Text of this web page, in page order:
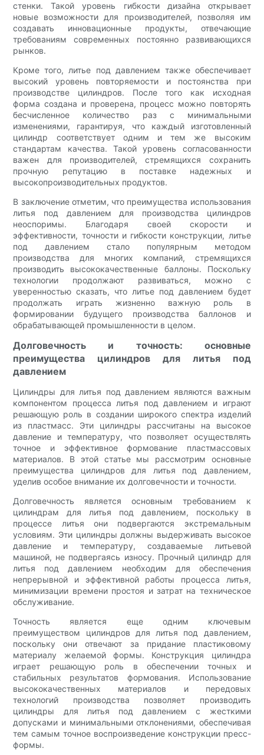
стенки. Такой уровень гибкости дизайна открывает
новые возможности для производителей, позволяя им
создавать инновационные продукты, отвечающие
требованиям современных постоянно развивающихся
рынков.
Кроме того, литье под давлением также обеспечивает
высокий уровень повторяемости и постоянства при
производстве цилиндров. После того как исходная
форма создана и проверена, процесс можно повторять
бесчисленное количество раз с минимальными
изменениями, гарантируя, что каждый изготовленный
цилиндр соответствует одним и тем же высоким
стандартам качества. Такой уровень согласованности
важен для производителей, стремящихся сохранить
прочную репутацию в поставке надежных и
высокопроизводительных продуктов.
В заключение отметим, что преимущества использования
литья под давлением для производства цилиндров
неоспоримы. Благодаря своей скорости и
эффективности, точности и гибкости конструкции, литье
под давлением стало популярным методом
производства для многих компаний, стремящихся
производить высококачественные баллоны. Поскольку
технологии продолжают развиваться, можно с
уверенностью сказать, что литье под давлением будет
продолжать играть жизненно важную роль в
формировании будущего производства баллонов и
обрабатывающей промышленности в целом.
Долговечность и точность: основные
преимущества цилиндров для литья под
давлением
Цилиндры для литья под давлением являются важным
компонентом процесса литья под давлением и играют
решающую роль в создании широкого спектра изделий
из пластмасс. Эти цилиндры рассчитаны на высокое
давление и температуру, что позволяет осуществлять
точное и эффективное формование пластмассовых
материалов. В этой статье мы рассмотрим основные
преимущества цилиндров для литья под давлением,
уделив особое внимание их долговечности и точности.
Долговечность является основным требованием к
цилиндрам для литья под давлением, поскольку в
процессе литья они подвергаются экстремальным
условиям. Эти цилиндры должны выдерживать высокое
давление и температуру, создаваемые литьевой
машиной, не подвергаясь износу. Прочный цилиндр для
литья под давлением необходим для обеспечения
непрерывной и эффективной работы процесса литья,
минимизации времени простоя и затрат на техническое
обслуживание.
Точность является еще одним ключевым
преимуществом цилиндров для литья под давлением,
поскольку они отвечают за придание пластиковому
материалу желаемой формы. Конструкция цилиндра
играет решающую роль в обеспечении точных и
стабильных результатов формования. Использование
высококачественных материалов и передовых
технологий производства позволяет производить
цилиндры для литья под давлением с жесткими
допусками и минимальными отклонениями, обеспечивая
тем самым точное воспроизведение конструкции пресс-
формы.